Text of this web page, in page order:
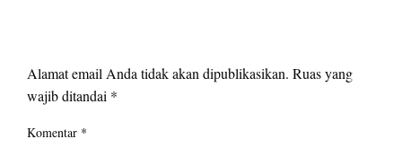
Alamat email Anda tidak akan dipublikasikan. Ruas yang
wajib ditandai *
Komentar *